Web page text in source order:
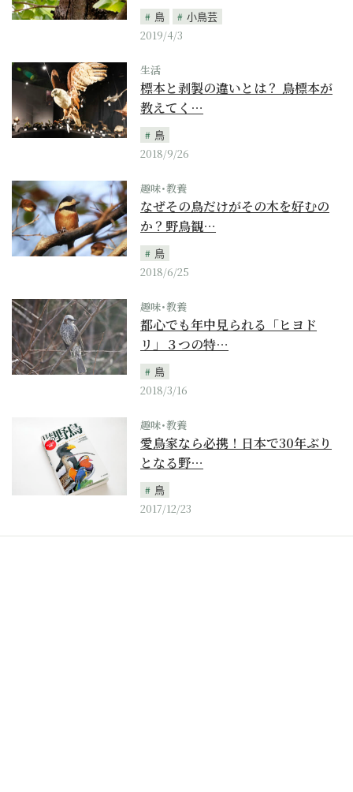
鳥
小鳥芸
2019/4/3
生活
標本と剥製の違いとは？ 鳥標本が
教えてく…
鳥
2018/9/26
趣味･教養
なぜその鳥だけがその木を好むの
か？野鳥観…
鳥
2018/6/25
趣味･教養
都心でも年中見られる「ヒヨド
リ」３つの特…
鳥
2018/3/16
趣味･教養
愛鳥家なら必携！日本で30年ぶり
となる野…
鳥
2017/12/23